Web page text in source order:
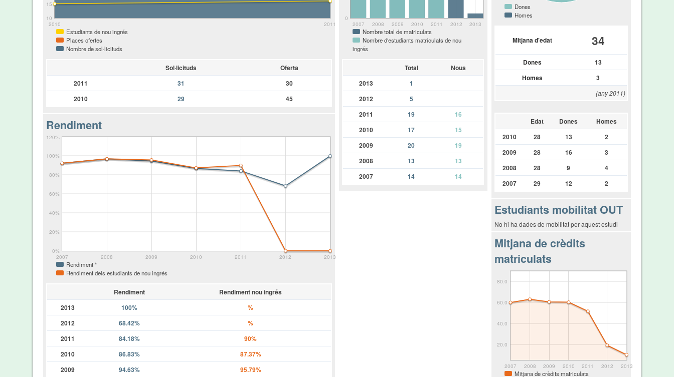
Dones
Homes
Mitjana d'edat 34
Dones
13
Homes
3
(any 2011)
Edat Dones
Homes
2010
28 13
2
2009
28 16
3
2008
28 9
4
2007
29 12 2
Estudiants mobilitat OUT
No hi ha dades de mobilitat per aquest estudi
Mitjana de crèdits
matriculats
2007 2008 2009 2010 2011 2012 2013
20.0
40.0
60.0
80.0
Mitjana de crèdits matriculats
2007 2008 2009 2010 2011 2012 2013
0
Nombre total de matriculats
Nombre d'estudiants matriculats de nou
ingrés
Total
Nous
2013
1
2012
5
2011
19
16
2010
17
15
2009
20
19
2008
13
13
2007
14 14
2010 2011
10
15
Estudiants de nou ingrés
Places ofertes
Nombre de sol·licituds
Sol·licituds
Oferta
2011
31
30
2010
29 45
Rendiment
2007 2008 2009 2010 2011 2012 2013
0%
20%
40%
60%
80%
100%
120%
Rendiment *
Rendiment dels estudiants de nou ingrés
Rendiment
Rendiment nou ingrés
2013
100%
%
2012
68.42%
%
2011
84.18%
90%
2010
86.83%
87.37%
2009
94.63% 95.79%